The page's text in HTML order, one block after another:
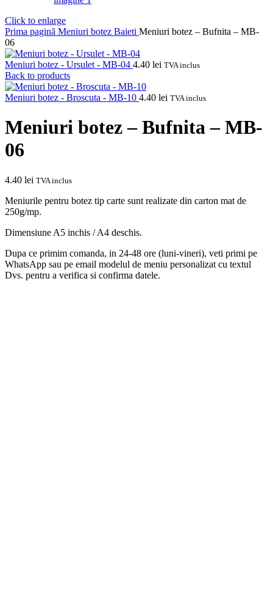
Click to enlarge
Prima pagină Meniuri botez Baieti Meniuri botez – Bufnita – MB-
06
Meniuri botez - Ursulet - MB-04 4.40 lei TVA inclus
Back to products
Meniuri botez - Broscuta - MB-10 4.40 lei TVA inclus
Meniuri botez – Bufnita – MB-
06
4.40 lei TVA inclus
Meniurile pentru botez tip carte sunt realizate din carton mat de
250g/mp.
Dimensiune A5 inchis / A4 deschis.
Dupa ce primim comanda, in 24-48 ore (luni-vineri), veti primi pe
WhatsApp sau pe email modelul de meniu personalizat cu textul
Dvs. pentru a verifica si confirma datele.